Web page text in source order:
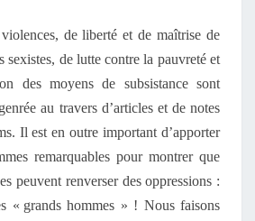
de liberté et de maîtrise de
sexistes, de lutte contre la pauvreté et
des moyens de subsistance sont
au travers d’articles et de notes
Il est en outre important d’apporter
remarquables pour montrer que
peuvent renverser des oppressions :
« grands hommes » ! Nous faisons